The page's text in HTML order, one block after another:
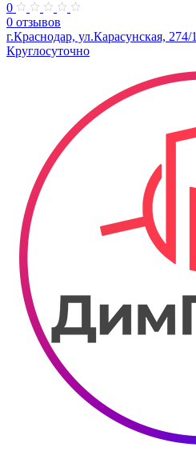
0
0 отзывов
г.Краснодар, ул.Карасунская, 274/1
Круглосуточно